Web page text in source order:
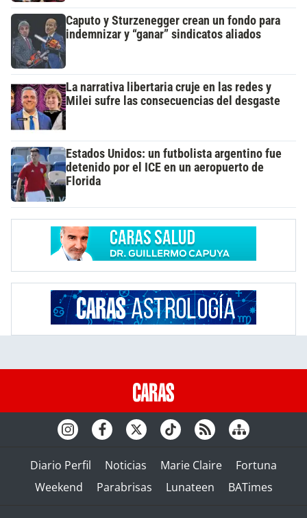
Caputo y Sturzenegger crean un fondo para
indemnizar y “ganar” sindicatos aliados
La narrativa libertaria cruje en las redes y
Milei sufre las consecuencias del desgaste
Estados Unidos: un futbolista argentino fue
detenido por el ICE en un aeropuerto de
Florida
Diario Perfil Noticias Marie Claire
Fortuna
Weekend
Parabrisas Lunateen BATimes